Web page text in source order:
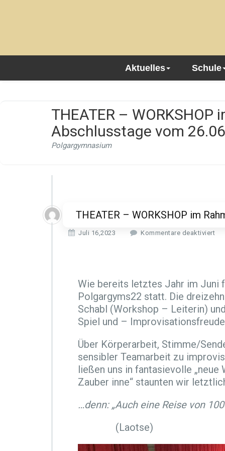
Aktuelles Schule
THEATER – WORKSHOP
Abschlusstage vom
Polgargymnasium
THEATER – WORKSHOP im
Juli 16,2023 Kommentare deaktiviert
E
A
T
E
R
W
O
R
K
S
O
R
Wie bereits letztes Jahr im Juni
Polgargyms22 statt. Die
Schabl (Workshop – Leiterin)
Spiel und –
Über Körperarbeit, Stimme/
sensibler Teamarbeit zu
ließen uns in fantasievolle „neue
Zauber inne“ staunten wir
…denn: „Auch eine Reise von
(Laotse)